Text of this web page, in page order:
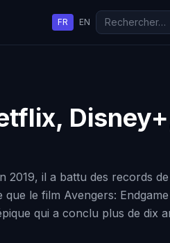
FR EN
2019, il a battu des records
le film Avengers:
qui a conclu plus de dix